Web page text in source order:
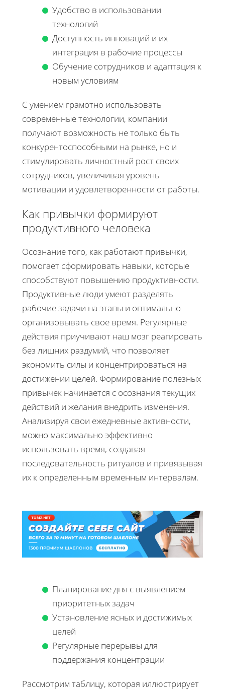
Удобство в использовании
технологий
Доступность инноваций и их
интеграция в рабочие процессы
Обучение сотрудников и адаптация к
новым условиям
С умением грамотно использовать
современные технологии, компании
получают возможность не только быть
конкурентоспособными на рынке, но и
стимулировать личностный рост своих
сотрудников, увеличивая уровень
мотивации и удовлетворенности от работы.
Как привычки формируют
продуктивного человека
Осознание того, как работают привычки,
помогает сформировать навыки, которые
способствуют повышению продуктивности.
Продуктивные люди умеют разделять
рабочие задачи на этапы и оптимально
организовывать свое время. Регулярные
действия приучивают наш мозг реагировать
без лишних раздумий, что позволяет
экономить силы и концентрироваться на
достижении целей. Формирование полезных
привычек начинается с осознания текущих
действий и желания внедрить изменения.
Анализируя свои ежедневные активности,
можно максимально эффективно
использовать время, создавая
последовательность ритуалов и привязывая
их к определенным временным интервалам.
Планирование дня с выявлением
приоритетных задач
Установление ясных и достижимых
целей
Регулярные перерывы для
поддержания концентрации
Рассмотрим таблицу, которая иллюстрирует